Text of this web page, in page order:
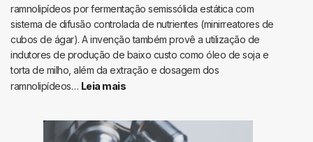
ramnolipídeos por fermentação semissólida estática com
sistema de difusão controlada de nutrientes (minirreatores de
cubos de ágar). A invenção também provê a utilização de
indutores de produção de baixo custo como óleo de soja e
torta de milho, além da extração e dosagem dos
ramnolipídeos… Leia mais:
ramnolipídes